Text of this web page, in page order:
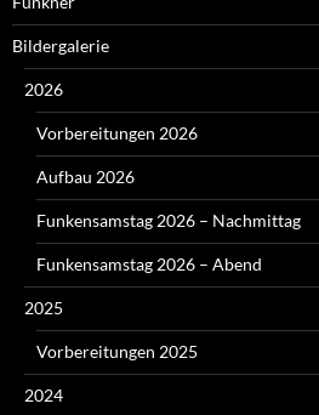
Bildergalerie
2026
Vorbereitungen 2026
Aufbau 2026
Funkensamstag 2026 – Nachmittag
Funkensamstag 2026 – Abend
2025
Vorbereitungen 2025
2024